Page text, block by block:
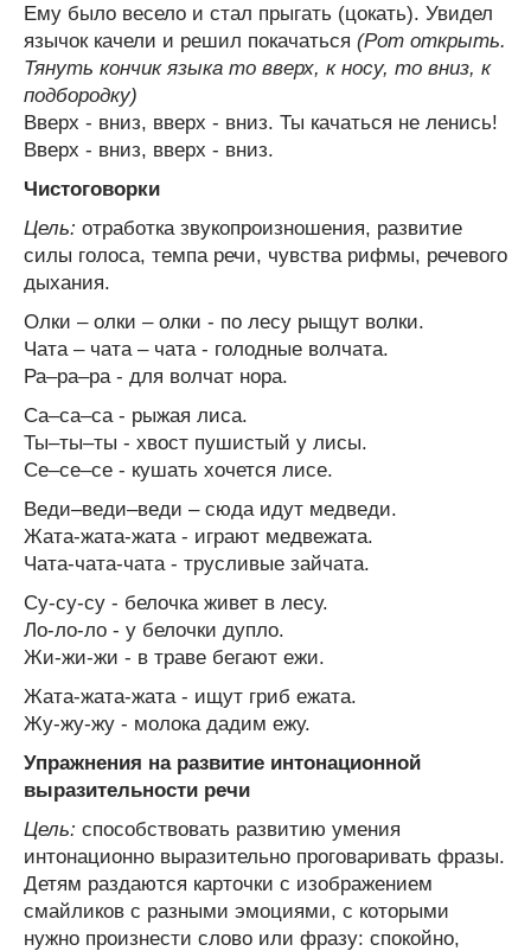
Ему было весело и стал прыгать (цокать). Увидел
язычок качели и решил покачаться (Рот открыть.
Тянуть кончик языка то вверх, к носу, то вниз, к
подбородку)
Вверх - вниз, вверх - вниз. Ты качаться не ленись!
Вверх - вниз, вверх - вниз.
Чистоговорки
Цель: отработка звукопроизношения, развитие
силы голоса, темпа речи, чувства рифмы, речевого
дыхания.
Олки – олки – олки - по лесу рыщут волки.
Чата – чата – чата - голодные волчата.
Ра–ра–ра - для волчат нора.
Са–са–са - рыжая лиса.
Ты–ты–ты - хвост пушистый у лисы.
Се–се–се - кушать хочется лисе.
Веди–веди–веди – сюда идут медведи.
Жата-жата-жата - играют медвежата.
Чата-чата-чата - трусливые зайчата.
Су-су-су - белочка живет в лесу.
Ло-ло-ло - у белочки дупло.
Жи-жи-жи - в траве бегают ежи.
Жата-жата-жата - ищут гриб ежата.
Жу-жу-жу - молока дадим ежу.
Упражнения на развитие интонационной
выразительности речи
Цель: способствовать развитию умения
интонационно выразительно проговаривать фразы.
Детям раздаются карточки с изображением
смайликов с разными эмоциями, с которыми
нужно произнести слово или фразу: спокойно,